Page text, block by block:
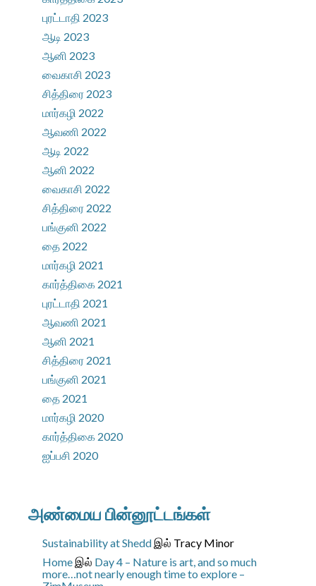
புரட்டாதி 2023
ஆடி 2023
ஆனி 2023
வைகாசி 2023
சித்திரை 2023
மார்கழி 2022
ஆவணி 2022
ஆடி 2022
ஆனி 2022
வைகாசி 2022
சித்திரை 2022
பங்குனி 2022
தை 2022
மார்கழி 2021
கார்த்திகை 2021
புரட்டாதி 2021
ஆவணி 2021
ஆனி 2021
சித்திரை 2021
பங்குனி 2021
தை 2021
மார்கழி 2020
கார்த்திகை 2020
ஐப்பசி 2020
அண்மைய பின்னூட்டங்கள்
Sustainability at Shedd இல் Tracy Minor
Home இல் Day 4 – Nature is art, and so much
more…not nearly enough time to explore –